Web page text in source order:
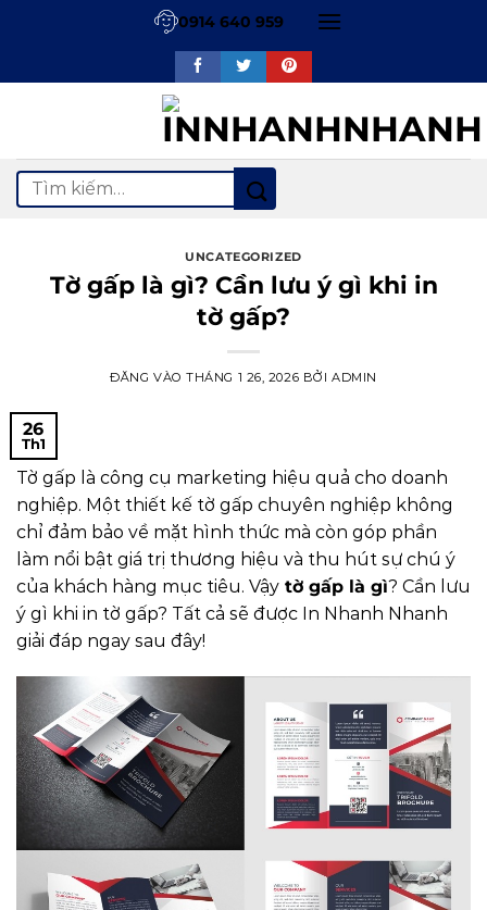
0914 640 959
Tìm
kiếm:
UNCATEGORIZED
Tờ gấp là gì? Cần lưu ý gì khi in
tờ gấp?
ĐĂNG VÀOTHÁNG 1 26, 2026 BỞI ADMIN
26
Th1
Tờ gấp là công cụ marketing hiệu quả cho doanh
nghiệp. Một thiết kế tờ gấp chuyên nghiệp không
chỉ đảm bảo về mặt hình thức mà còn góp phần
làm nổi bật giá trị thương hiệu và thu hút sự chú ý
của khách hàng mục tiêu. Vậy tờ gấp là gì? Cần lưu
ý gì khi in tờ gấp? Tất cả sẽ được In Nhanh Nhanh
giải đáp ngay sau đây!